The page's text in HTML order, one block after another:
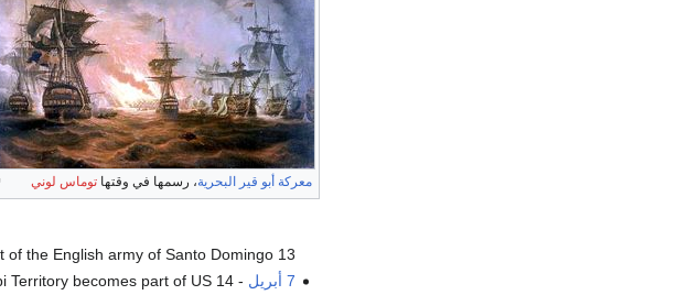
معركة أبو قير البحرية، رسمها في وقتها توماس لوني
the English army of Santo Domingo 13 .
7 أبريل
- the Mississippi Territory becomes part of US 14 .